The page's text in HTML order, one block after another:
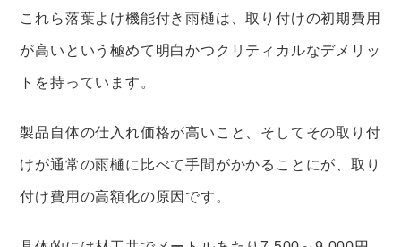
これら落葉よけ機能付き雨樋は、取り付けの初期費用
が高いという極めて明白かつクリティカルなデメリッ
トを持っています。
製品自体の仕入れ価格が高いこと、そしてその取り付
けが通常の雨樋に比べて手間がかかることにが、取り
付け費用の高額化の原因です。